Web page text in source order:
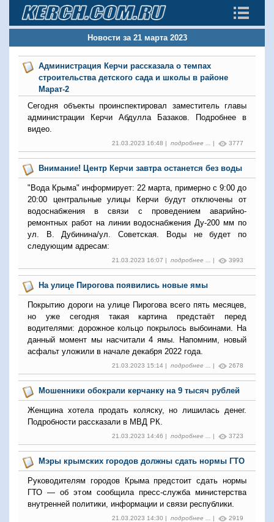
Новости за 21 марта 2023
Администрация Керчи рассказала о темпах
строительства детского сада и школы в районе
Марат-2
Сегодня объекты проинспектировал заместитель главы
администрации Керчи Абдулла Базаков. Подробнее в
видео.
21.03.2023 16:48 | подробнее ... | 3777
Внимание! Центр Керчи завтра останется без воды
"Вода Крыма" информирует: 22 марта, примерно с 9:00 до
20:00 центральные улицы Керчи будут отключены от
водоснабжения в связи с проведением аварийно-
ремонтных работ на линии водоснабжения Ду-200 мм по
ул. В. Дубинина/ул. Советская. Воды не будет по
следующим адресам:
21.03.2023 16:07 | подробнее ... | 3993
На улице Пирогова появились новые ямы
Покрытию дороги на улице Пирогова всего пять месяцев,
но уже сегодня такая картина предстаёт перед
водителями: дорожное кольцо покрылось выбоинами. На
данный момент мы насчитали 4 ямы. Напомним, новый
асфальт уложили в начале декабря 2022 года.
21.03.2023 15:14 | подробнее ... | 2678
Мошенники обокрали керчанку на 9 тысяч рублей
Женщина хотела продать коляску, но лишилась денег.
Подробности рассказали в МВД РК.
21.03.2023 14:46 | подробнее ... | 3723
Мэры крымских городов должны сдать нормы ГТО
Руководителям городов Крыма предстоит сдать нормы
ГТО — об этом сообщила пресс-служба министерства
внутренней политики, информации и связи республики.
21.03.2023 14:30 | подробнее ... | 2919